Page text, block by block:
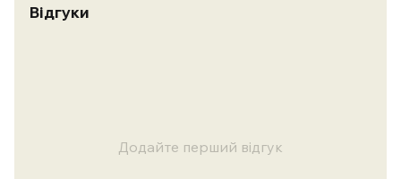
Відгуки
Додайте перший відгук